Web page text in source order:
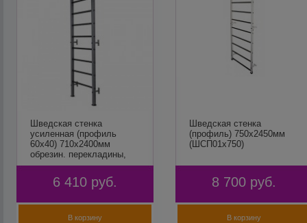
Шведская стенка
усиленная (профиль
60х40) 710х2400мм
обрезин. перекладины,
антик-серебро, Мурман
6 410 руб.
В корзину
Шведская стенка
(профиль) 750х2450мм
(ШСП01х750)
8 700 руб.
В корзину